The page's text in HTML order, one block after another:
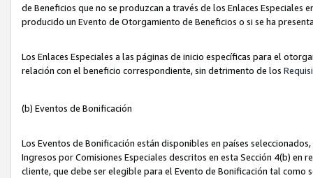
de Beneficios que no se produzcan a través de los Enlaces Especiales
producido un Evento de Otorgamiento de Beneficios o si se ha
Los Enlaces Especiales a las páginas de inicio específicas para el
relación con el beneficio correspondiente, sin detrimento de los
(b) Eventos de Bonificación
Los Eventos de Bonificación están disponibles en países
Ingresos por Comisiones Especiales descritos en esta Sección 4(b) en
cliente, que debe ser elegible para el Evento de Bonificación tal como